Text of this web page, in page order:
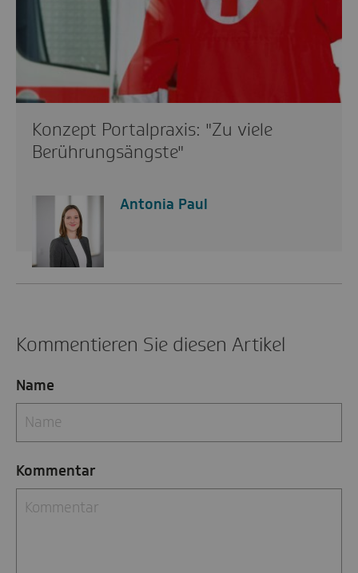
Konzept Portalpraxis: "Zu viele
Berührungsängste"
Antonia Paul
Kommentieren Sie diesen Artikel
Name
Kommentar